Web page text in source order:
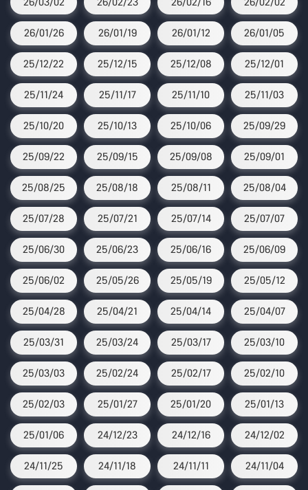
26/01/26 26/01/19 26/01/12 26/01/05
25/12/22 25/12/15 25/12/08 25/12/01
25/11/24 25/11/17 25/11/10 25/11/03
25/10/20 25/10/13 25/10/06 25/09/29
25/09/22 25/09/15 25/09/08 25/09/01
25/08/25 25/08/18 25/08/11 25/08/04
25/07/28 25/07/21 25/07/14 25/07/07
25/06/30 25/06/23 25/06/16 25/06/09
25/06/02 25/05/26 25/05/19 25/05/12
25/04/28 25/04/21 25/04/14 25/04/07
25/03/31 25/03/24 25/03/17 25/03/10
25/03/03 25/02/24 25/02/17 25/02/10
25/02/03 25/01/27 25/01/20 25/01/13
25/01/06 24/12/23 24/12/16 24/12/02
24/11/25 24/11/18 24/11/11 24/11/04